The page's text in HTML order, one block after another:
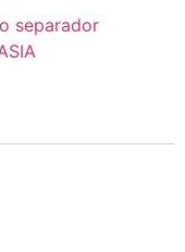
separador